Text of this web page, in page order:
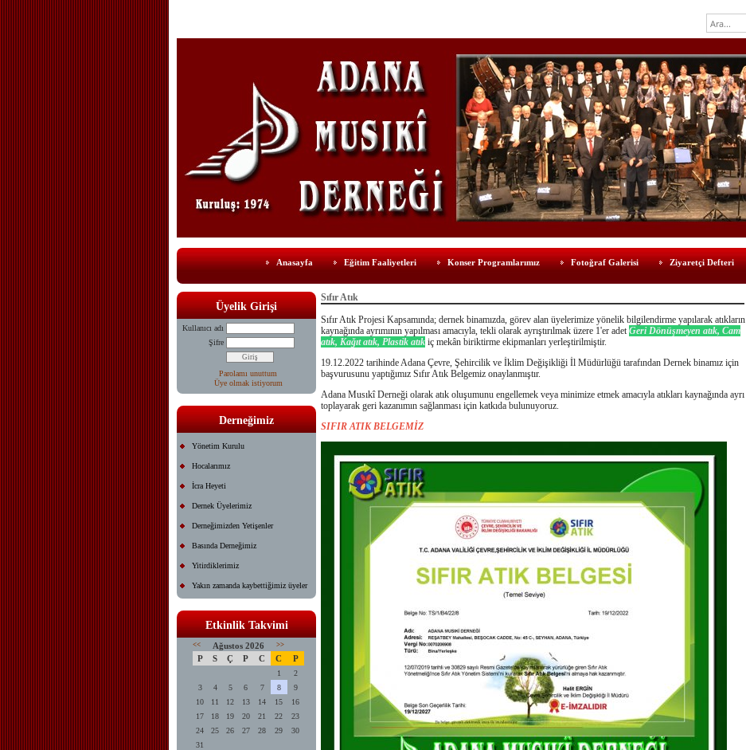
Anasayfa Eğitim Faaliyetleri Konser Programlarımız Fotoğraf Galerisi Ziyaretçi Defteri
Üyelik Girişi
Kullanıcı adı
Şifre
Parolamı unuttum
Üye olmak istiyorum
Derneğimiz
Yönetim Kurulu
Hocalarımız
İcra Heyeti
Dernek Üyelerimiz
Derneğimizden Yetişenler
Basında Derneğimiz
Yitirdiklerimiz
Yakın zamanda kaybettiğimiz üyeler
Etkinlik Takvimi
<< Ağustos 2026 >>
P S Ç P C C P
1
2
3
4 5 6 7 8
9
10
11 12 13 14 15
16
17
18 19 20 21 22
23
24
25 26 27 28 29
30
31
Sıfır Atık
Sıfır Atık Projesi Kapsamında; dernek binamızda, görev alan üyelerimize yönelik bilgilendirme yapılarak atıkların
kaynağında ayrımının yapılması amacıyla, tekli olarak ayrıştırılmak üzere 1'er adetGeri Dönüşmeyen atık, Cam
atık, Kağıt atık, Plastik atık iç mekân biriktirme ekipmanları yerleştirilmiştir.
19.12.2022 tarihinde Adana Çevre, Şehircilik ve İklim Değişikliği İl Müdürlüğü tarafından Dernek binamız için
başvurusunu yaptığımız Sıfır Atık Belgemiz onaylanmıştır.
Adana Musıkî Derneği olarak atık oluşumunu engellemek veya minimize etmek amacıyla atıkları kaynağında ayrı
toplayarak geri kazanımın sağlanması için katkıda bulunuyoruz.
SIFIR ATIK BELGEMİZ